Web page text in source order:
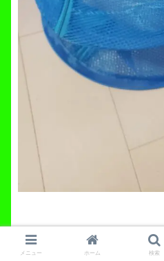
思惑通りしっかりと浮いて
メニュー ホーム 検索